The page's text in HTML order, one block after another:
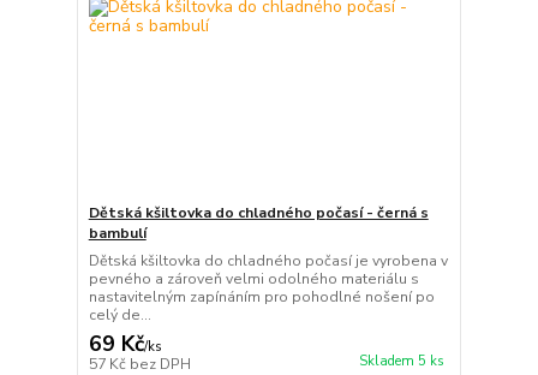
Dětská kšiltovka do chladného počasí - černá s
bambulí
Dětská kšiltovka do chladného počasí je vyrobena v
pevného a zároveň velmi odolného materiálu s
nastavitelným zapínáním pro pohodlné nošení po
celý de...
69 Kč/ks
57 Kč bez DPH Skladem 5 ks